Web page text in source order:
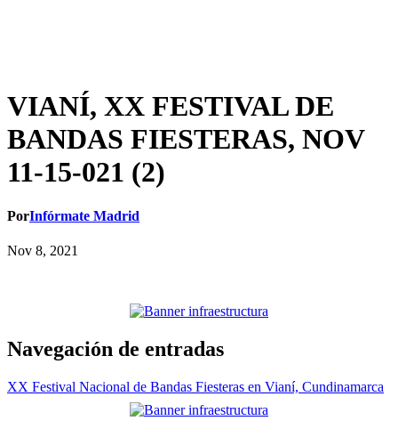
VIANÍ, XX FESTIVAL DE
BANDAS FIESTERAS, NOV
11-15-021 (2)
PorInfórmate Madrid
Nov 8, 2021
Navegación de entradas
XX Festival Nacional de Bandas Fiesteras en Vianí, Cundinamarca